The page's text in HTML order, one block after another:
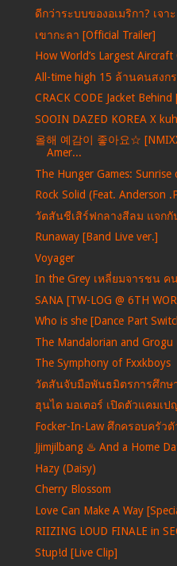
ดีกว่าระบบของอเมริกา? เจ
เขากะลา [Official Trailer]
How World’s Largest
All-time high 15 ล้านคนสงก
CRACK CODE Jacket
SOOIN DAZED KOREA X
올해 예감이 좋아요☆
Amer...
The Hunger Games:
Rock Solid (Feat. Anderson
วัตสันชีเสิร์ฟกลางสีลม แจก
Runaway [Band Live ver.]
Voyager
In the Grey เหลี่ยมจารชน ค
SANA [TW-LOG @ 6TH
Who is she [Dance Part
The Mandalorian and
The Symphony of Fxxkboys
วัตสันจับมือพันธมิตรการศึก
ฮุนได มอเตอร์ เปิดตัวแคมเป
Focker-In-Law ศึกครอบครัว
Jjimjilbang ♨️ And a Home
Hazy (Daisy)
Cherry Blossom
Love Can Make A Way
RIIZING LOUD FINALE in
Stup!d [Live Clip]